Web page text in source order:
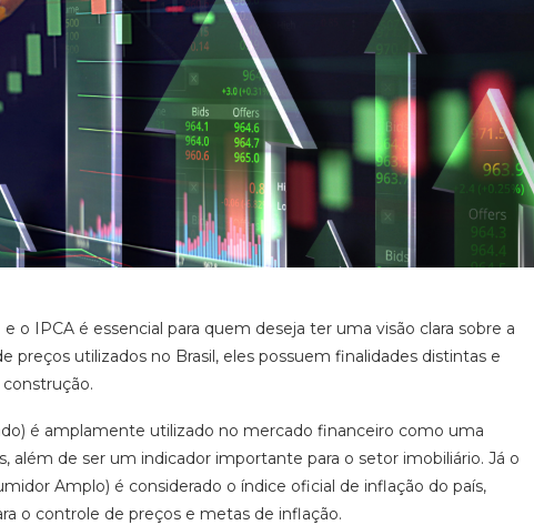
o IPCA é essencial para quem deseja ter uma visão clara sobre a
preços utilizados no Brasil, eles possuem finalidades distintas e
é amplamente utilizado no mercado financeiro como uma
além de ser um indicador importante para o setor imobiliário. Já o
Amplo) é considerado o índice oficial de inflação do país,
o controle de preços e metas de inflação.